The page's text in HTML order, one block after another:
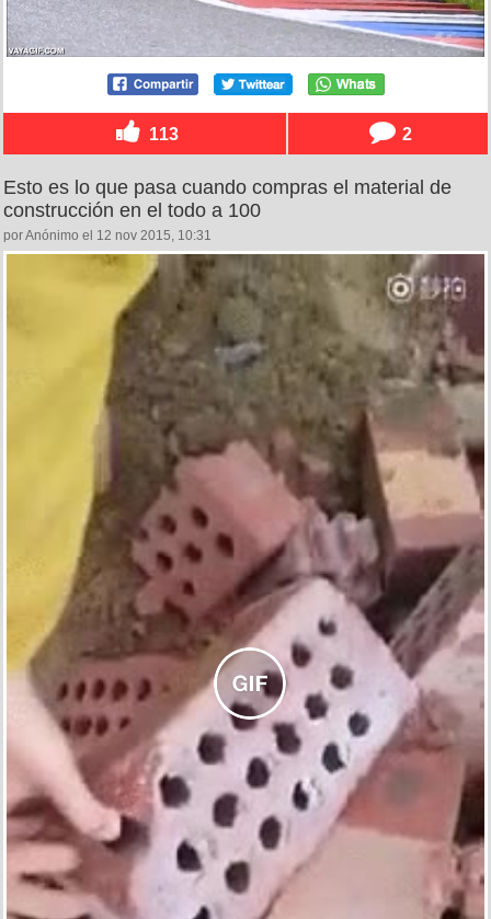
113 2
Esto es lo que pasa cuando compras el material de
construcción en el todo a 100
por Anónimo el 12 nov 2015, 10:31